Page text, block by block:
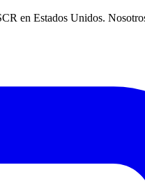
en Estados Unidos.